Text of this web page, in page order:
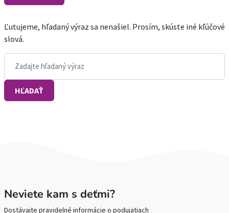
Ľutujeme, hľadaný výraz sa nenašiel. Prosím, skúste iné kľúčové
slová.
Neviete kam s deťmi?
Dostávajte pravidelné informácie o podujatiach